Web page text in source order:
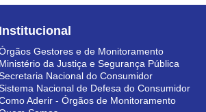
Institucional
Gestores e de Monitoramento
Ministério da Justiça e Segurança Pública
Nacional do Consumidor
Nacional de Defesa do Consumidor
Aderir - Órgãos de Monitoramento